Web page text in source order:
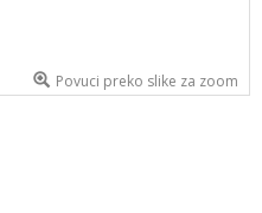
Povuci preko slike za zoom